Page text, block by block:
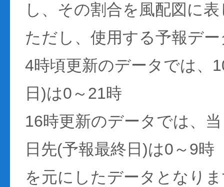
し、その割合を風配図に
ただし、使用する予報デ
4時頃更新のデータでは、
日)は0～21時
16時更新のデータでは、
日先(予報最終日)は0～9時
を元にしたデータとなり